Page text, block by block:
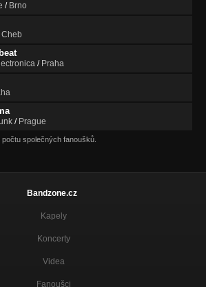
/ Brno
Cheb
/ Praha
/ Prague
společných fanoušků.
Bandzone.cz
Kapely
Koncerty
Videa
Fanoušci